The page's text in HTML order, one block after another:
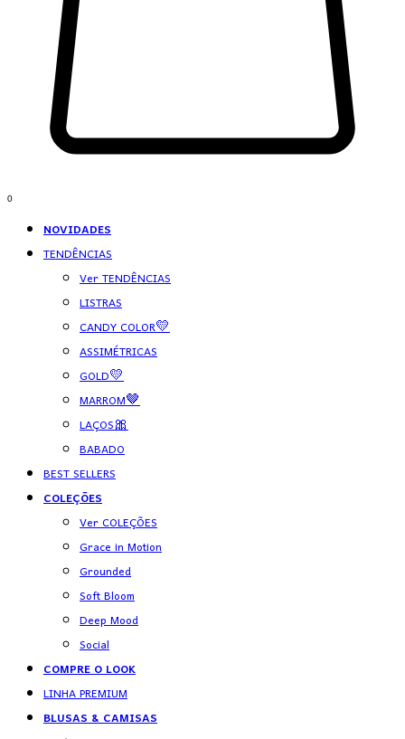
0
NOVIDADES
TENDÊNCIAS
Ver TENDÊNCIAS
LISTRAS
CANDY COLOR💛
ASSIMÉTRICAS
GOLD💛
MARROM🤎
LAÇOS🎀
BABADO
BEST SELLERS
COLEÇÕES
Ver COLEÇÕES
Grace in Motion
Grounded
Soft Bloom
Deep Mood
Social
COMPRE O LOOK
LINHA PREMIUM
BLUSAS & CAMISAS